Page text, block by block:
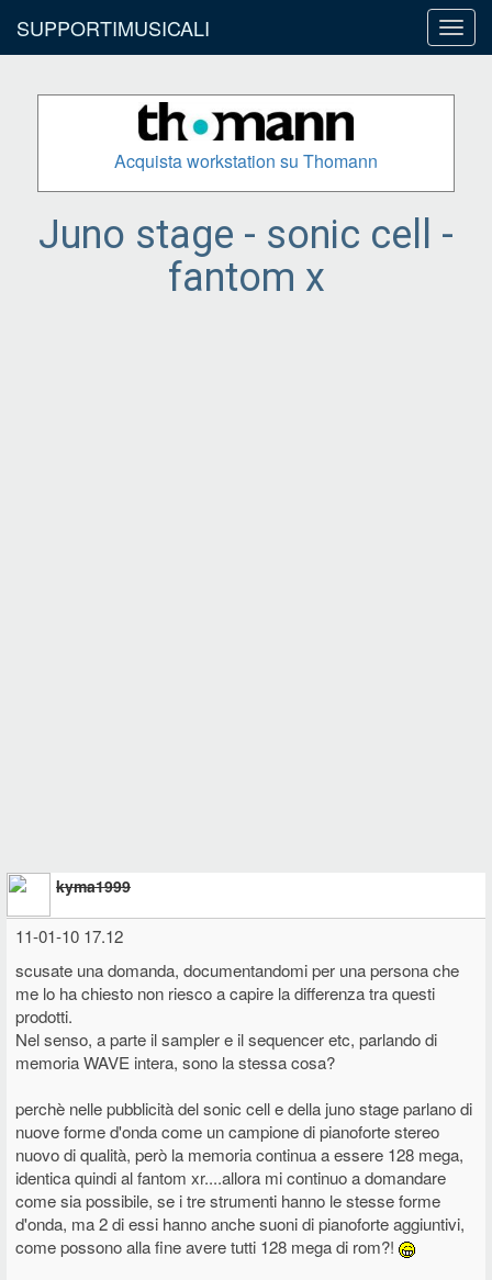
SUPPORTIMUSICALI
Acquista workstation su Thomann
Juno stage - sonic cell -
fantom x
kyma1999
11-01-10 17.12
scusate una domanda, documentandomi per una persona che
me lo ha chiesto non riesco a capire la differenza tra questi
prodotti.
Nel senso, a parte il sampler e il sequencer etc, parlando di
memoria WAVE intera, sono la stessa cosa?
perchè nelle pubblicità del sonic cell e della juno stage parlano di
nuove forme d'onda come un campione di pianoforte stereo
nuovo di qualità, però la memoria continua a essere 128 mega,
identica quindi al fantom xr....allora mi continuo a domandare
come sia possibile, se i tre strumenti hanno le stesse forme
d'onda, ma 2 di essi hanno anche suoni di pianoforte aggiuntivi,
come possono alla fine avere tutti 128 mega di rom?!